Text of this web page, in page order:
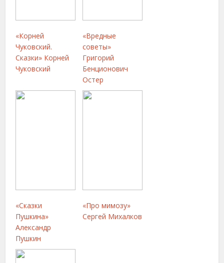
«Корней
Чуковский.
Сказки» Корней
Чуковский
«Вредные
советы»
Григорий
Бенционович
Остер
«Сказки
Пушкина»
Александр
Пушкин
«Про мимозу»
Сергей Михалков